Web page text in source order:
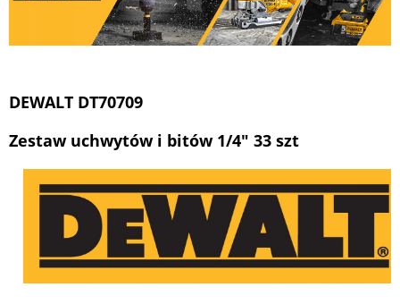
DEWALT DT70709
Zestaw uchwytów i bitów 1/4" 33 szt